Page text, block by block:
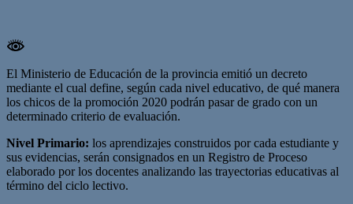
El Ministerio de Educación de la provincia emitió un decreto
mediante el cual define, según cada nivel educativo, de qué manera
los chicos de la promoción 2020 podrán pasar de grado con un
determinado criterio de evaluación.
Nivel Primario: los aprendizajes construidos por cada estudiante y
sus evidencias, serán consignados en un Registro de Proceso
elaborado por los docentes analizando las trayectorias educativas al
término del ciclo lectivo.